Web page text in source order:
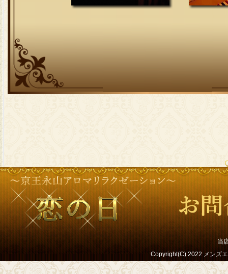
当
Copyright(C) 2022 メンズ